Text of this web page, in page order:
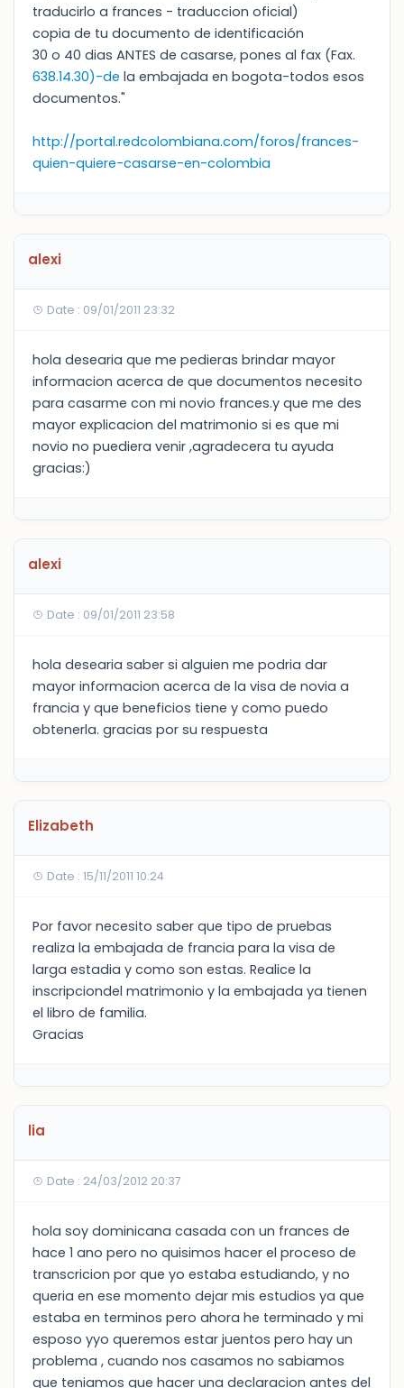
traducirlo a frances - traduccion oficial)
copia de tu documento de identificación
30 o 40 dias ANTES de casarse, pones al fax (Fax.
638.14.30)-de la embajada en bogota-todos esos
documentos."
http://portal.redcolombiana.com/foros/frances-
quien-quiere-casarse-en-colombia
alexi
Date : 09/01/2011 23:32
hola desearia que me pedieras brindar mayor
informacion acerca de que documentos necesito
para casarme con mi novio frances.y que me des
mayor explicacion del matrimonio si es que mi
novio no puediera venir ,agradecera tu ayuda
gracias:)
alexi
Date : 09/01/2011 23:58
hola desearia saber si alguien me podria dar
mayor informacion acerca de la visa de novia a
francia y que beneficios tiene y como puedo
obtenerla. gracias por su respuesta
Elizabeth
Date : 15/11/2011 10:24
Por favor necesito saber que tipo de pruebas
realiza la embajada de francia para la visa de
larga estadia y como son estas. Realice la
inscripciondel matrimonio y la embajada ya tienen
el libro de familia.
Gracias
lia
Date : 24/03/2012 20:37
hola soy dominicana casada con un frances de
hace 1 ano pero no quisimos hacer el proceso de
transcricion por que yo estaba estudiando, y no
queria en ese momento dejar mis estudios ya que
estaba en terminos pero ahora he terminado y mi
esposo yyo queremos estar juentos pero hay un
problema , cuando nos casamos no sabiamos
que teniamos que hacer una declaracion antes del